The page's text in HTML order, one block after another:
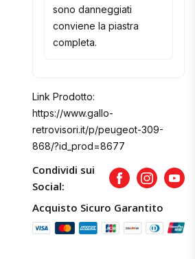
sono danneggiati
conviene la piastra
completa.
Link Prodotto:
https://www.gallo-
retrovisori.it/p/peugeot-309-
868/?id_prod=8677
Condividi sui
Social:
FacebookInstagram
Acquisto Sicuro Garantito